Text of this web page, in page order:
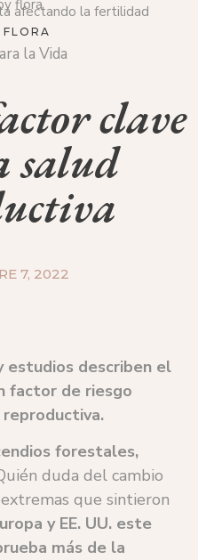
FLORA
la Vida
clave
salud
7, 2022
estudios describen el
factor de riesgo
forestales,
duda del cambio
que sintieron
y EE. UU. este
más de la